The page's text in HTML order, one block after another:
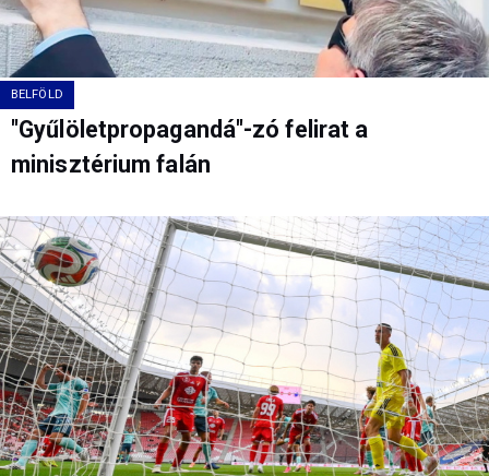
BELFÖLD
"Gyűlöletpropagandá"-zó felirat a
minisztérium falán